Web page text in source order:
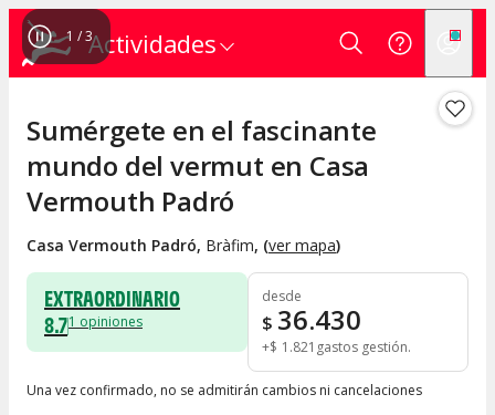
Actividades
1 /3
Sumérgete en el fascinante
mundo del vermut en Casa
Vermouth Padró
Casa Vermouth Padró, Bràfim, (ver mapa)
EXTRAORDINARIO
8.71 opiniones
desde
$ 36.430
+$ 1.821 gastos gestión
Una vez confirmado, no se admitirán cambios ni cancelaciones